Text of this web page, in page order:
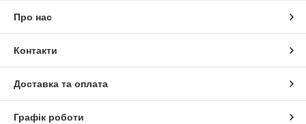
Про нас
Контакти
Доставка та оплата
Графік роботи